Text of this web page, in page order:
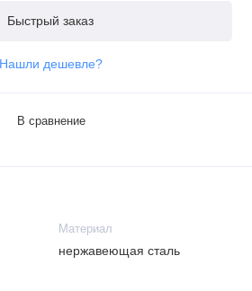
Быстрый заказ
Нашли дешевле?
В сравнение
Материал
нержавеющая сталь